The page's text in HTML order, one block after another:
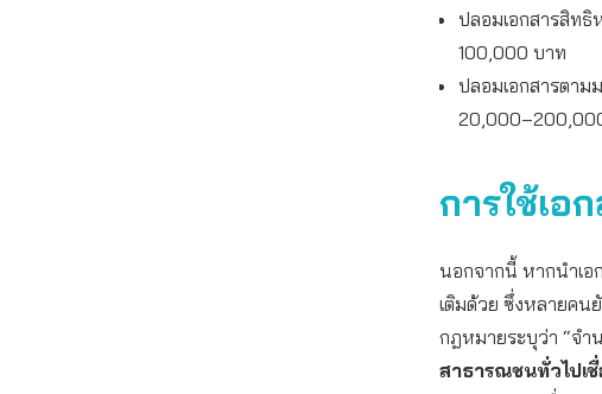
ปลอมเอกสารสิทธิ
100,000 บาท
ปลอมเอกสารตาม
การใช้เอ
นอกจากนี้ หากนำเอ
เติมด้วย ซึ่งหลายคน
กฎหมายระบุว่า “จำ
สาธารณชนทั่วไปเ